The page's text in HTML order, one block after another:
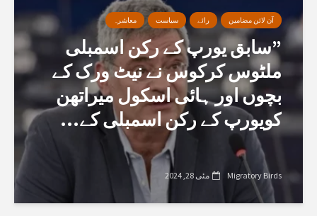
آن لائن مضامین رائے سیاست معاشرہ
”سابق یورپ کے رکن اسمبلی
ملٹوس کرکوس نے نیٹ ورک کے
بچوں اور ہائی اسکول میراتھن
کویورپ کے رکن اسمبلی کے...
Migratory Birds مئی 28, 2024